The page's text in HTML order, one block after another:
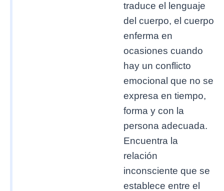
traduce el lenguaje
del cuerpo, el cuerpo
enferma en
ocasiones cuando
hay un conflicto
emocional que no se
expresa en tiempo,
forma y con la
persona adecuada.
Encuentra la
relación
inconsciente que se
establece entre el